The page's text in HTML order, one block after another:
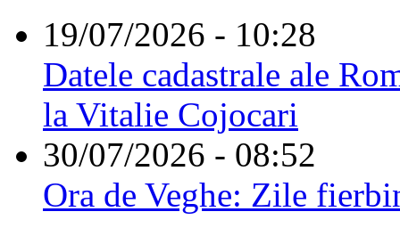
19/07/2026 - 10:28
Datele cadastrale ale
la Vitalie Cojocari
30/07/2026 - 08:52
Ora de Veghe: Zile